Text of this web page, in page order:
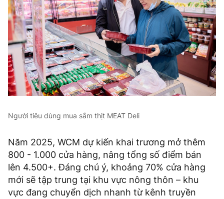
Người tiêu dùng mua sắm thịt MEAT Deli
Năm 2025, WCM dự kiến khai trương mở thêm
800 - 1.000 cửa hàng, nâng tổng số điểm bán
lên 4.500+. Đáng chú ý, khoảng 70% cửa hàng
mới sẽ tập trung tại khu vực nông thôn – khu
vực đang chuyển dịch nhanh từ kênh truyền